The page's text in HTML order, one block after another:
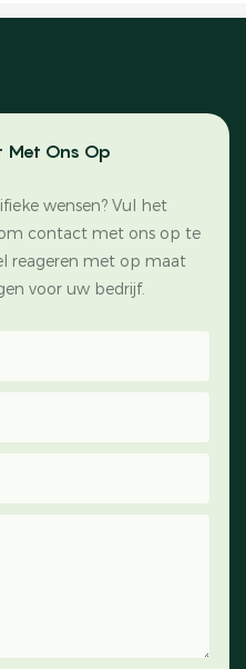
Met Ons Op
wensen? Vul het
contact met ons op te
reageren met op maat
voor uw bedrijf.